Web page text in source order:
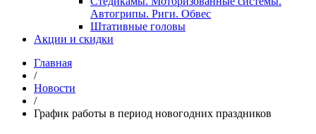
Автогрипы. Риги. Обвес
Штативные головы
Акции и скидки
Главная
/
Новости
/
График работы в период новогодних праздников